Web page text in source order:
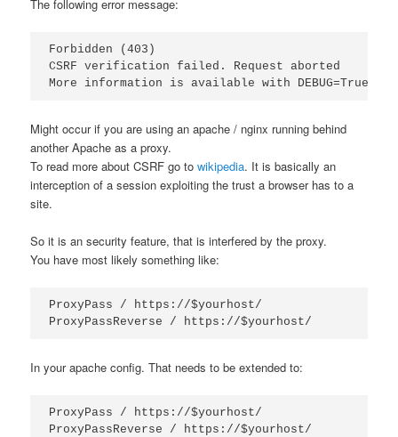
The following error message:
Forbidden (403)
CSRF verification failed. Request aborted
Might occur if you are using an apache / nginx running behind
another Apache as a proxy.
To read more about CSRF go towikipedia. It is basically an
interception of a session exploiting the trust a browser has to a
site.
So it is an security feature, that is interfered by the proxy.
You have most likely something like:
ProxyPass / https://$yourhost/
In your apache config. That needs to be extended to:
ProxyPass / https://$yourhost/
ProxyPassReverse / https://$yourhost/